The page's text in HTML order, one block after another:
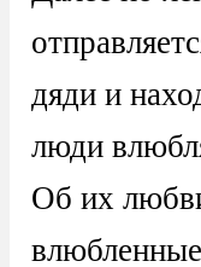
дяди и
люди
Об их